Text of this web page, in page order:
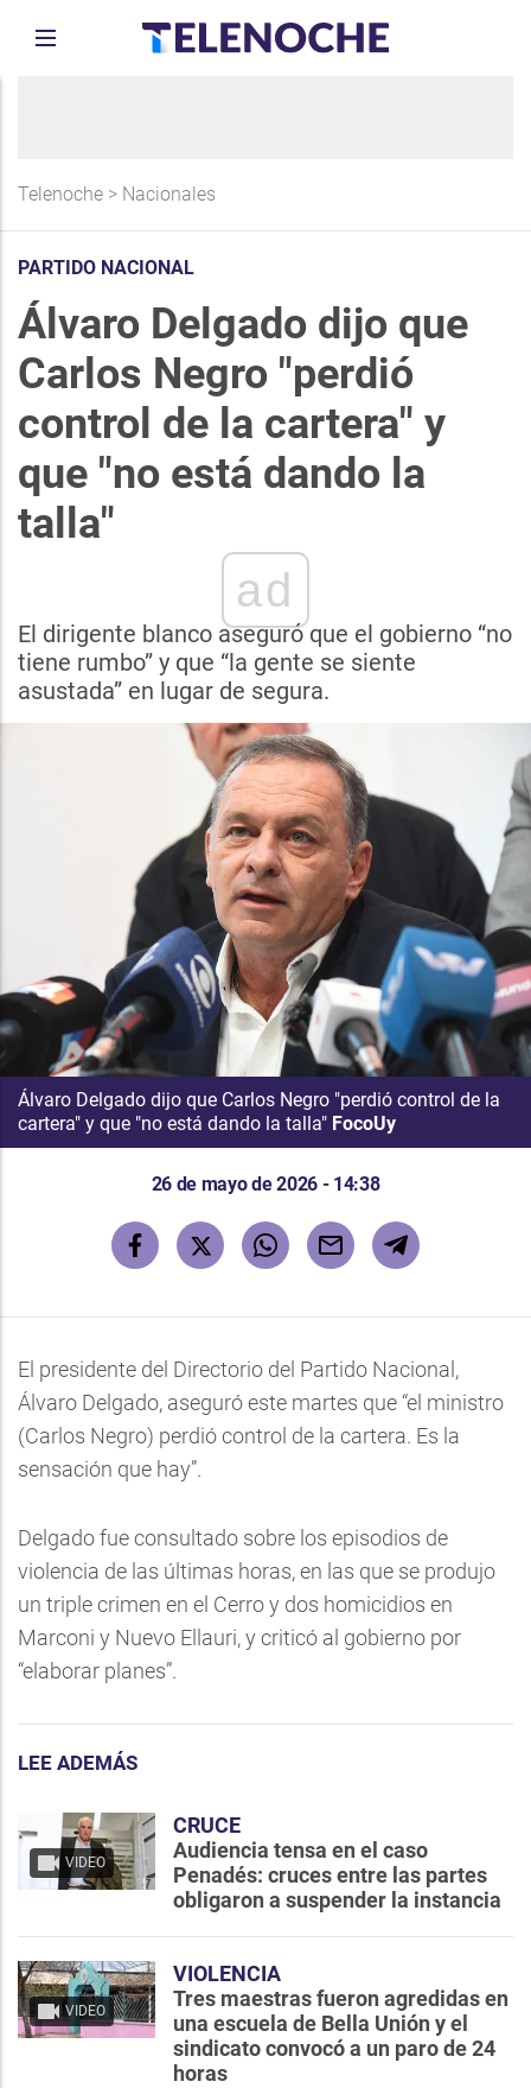
Telenoche > Nacionales
PARTIDO NACIONAL
Álvaro Delgado dijo que
Carlos Negro "perdió
control de la cartera" y
que "no está dando la
talla"
ad
El dirigente blanco aseguró que el gobierno “no
tiene rumbo” y que “la gente se siente
asustada” en lugar de segura.
Álvaro Delgado dijo que Carlos Negro "perdió control de la
cartera" y que "no está dando la talla" FocoUy
26 de mayo de 2026 - 14:38
El presidente del Directorio del Partido Nacional,
Álvaro Delgado, aseguró este martes que “el ministro
(Carlos Negro) perdió control de la cartera. Es la
sensación que hay”.
Delgado fue consultado sobre los episodios de
violencia de las últimas horas, en las que se produjo
un triple crimen en el Cerro y dos homicidios en
Marconi y Nuevo Ellauri, y criticó al gobierno por
“elaborar planes”.
LEE ADEMÁS
VIDEO
CRUCE
Audiencia tensa en el caso
Penadés: cruces entre las partes
obligaron a suspender la instancia
VIDEO
VIOLENCIA
Tres maestras fueron agredidas en
una escuela de Bella Unión y el
sindicato convocó a un paro de 24
horas